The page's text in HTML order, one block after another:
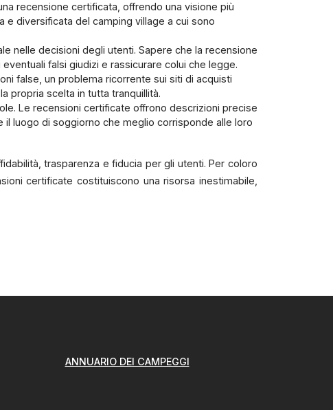
recensione certificata, offrendo una visione più
diversificata del camping village a cui sono
nelle decisioni degli utenti. Sapere che la recensione
falsi giudizi e rassicurare colui che legge.
false, un problema ricorrente sui siti di acquisti
propria scelta in tutta tranquillità.
Le recensioni certificate offrono descrizioni precise
luogo di soggiorno che meglio corrisponde alle loro
trasparenza e fiducia per gli utenti. Per coloro
certificate costituiscono una risorsa inestimabile,
ANNUARIO DEI CAMPEGGI